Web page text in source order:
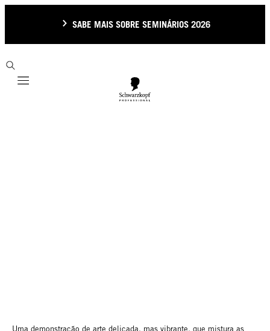
SABE MAIS SOBRE SEMINÁRIOS 2026
Mobile navigation
Uma demonstração de arte delicada, mas vibrante, que mistura as